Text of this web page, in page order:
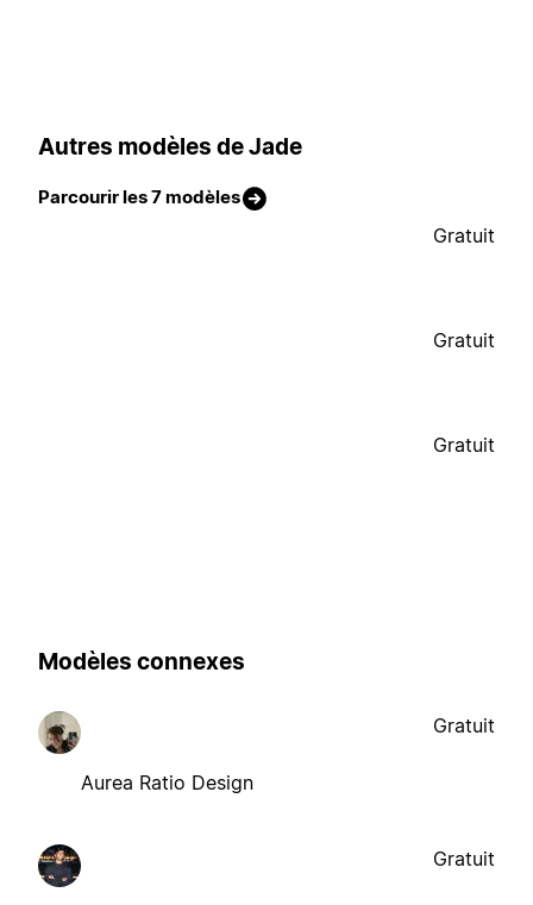
Autres modèles de Jade
Parcourir les 7 modèles
Gratuit
Gratuit
Gratuit
Modèles connexes
Aurea Ratio Design
Gratuit
Gratuit